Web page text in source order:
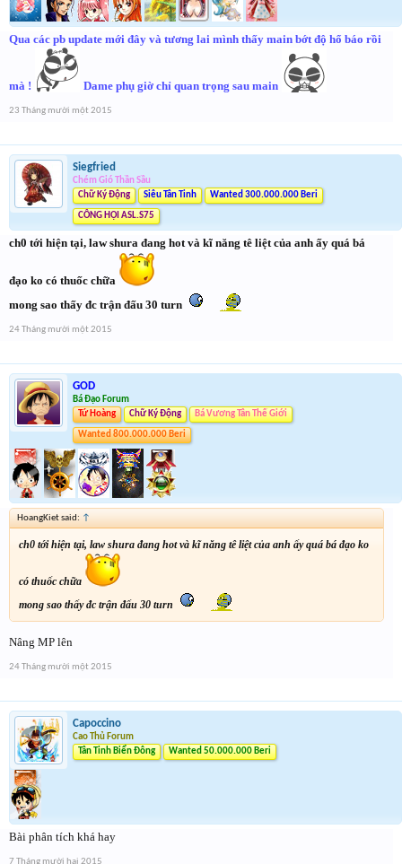
Qua các pb update mới đây và tương lai mình thấy main bớt độ hổ báo rồi
mà ! Dame phụ giờ chỉ quan trọng sau main
23 Tháng mười một 2015
Siegfried
Chém Gió Thần Sầu
Chữ Ký Động
Siêu Tân Tinh Wanted 300.000.000 Beri
CÔNG HỘI ASL.S75
ch0 tới hiện tại, law shura đang hot và kĩ năng tê liệt của anh ấy quá bá
đạo ko có thuốc chữa
mong sao thấy đc trận đấu 30 turn
24 Tháng mười một 2015
GOD
Bá Đạo Forum
Tứ Hoàng
Chữ Ký Động Bá Vương Tân Thế Giới
Wanted 800.000.000 Beri
HoangKiet said: ↑
ch0 tới hiện tại, law shura đang hot và kĩ năng tê liệt của anh ấy quá bá đạo ko
có thuốc chữa
mong sao thấy đc trận đấu 30 turn
Nâng MP lên
24 Tháng mười một 2015
Capoccino
Cao Thủ Forum
Tân Tinh Biển Đông
Wanted 50.000.000 Beri
Bài phân tích khá hay
7 Tháng mười hai 2015